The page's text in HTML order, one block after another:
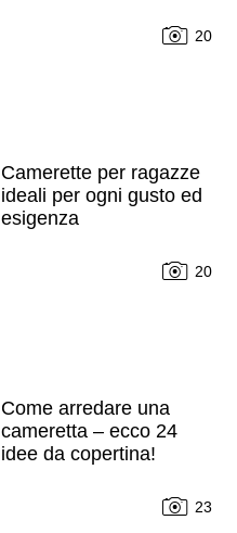
20
Camerette per ragazze
ideali per ogni gusto ed
esigenza
20
Come arredare una
cameretta – ecco 24
idee da copertina!
23